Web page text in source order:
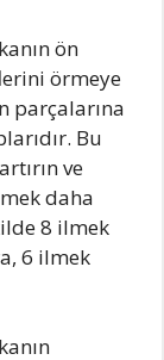
ön
örmeye
parçalarına
Bu
ve
daha
8 ilmek
6 ilmek